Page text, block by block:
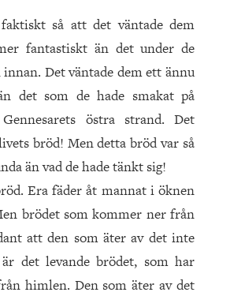
så att det väntade dem
fantastiskt än det under de
innan. Det väntade dem ett ännu
det som de hade smakat på
östra strand. Det
bröd! Men detta bröd var så
än vad de hade tänkt sig!
Era fäder åt mannat i öknen
brödet som kommer ner från
att den som äter av det inte
det levande brödet, som har
himlen. Den som äter av det